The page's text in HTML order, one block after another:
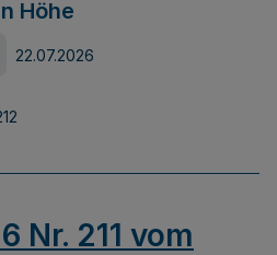
Höhe
22.07.2026
Nr. 211 vom